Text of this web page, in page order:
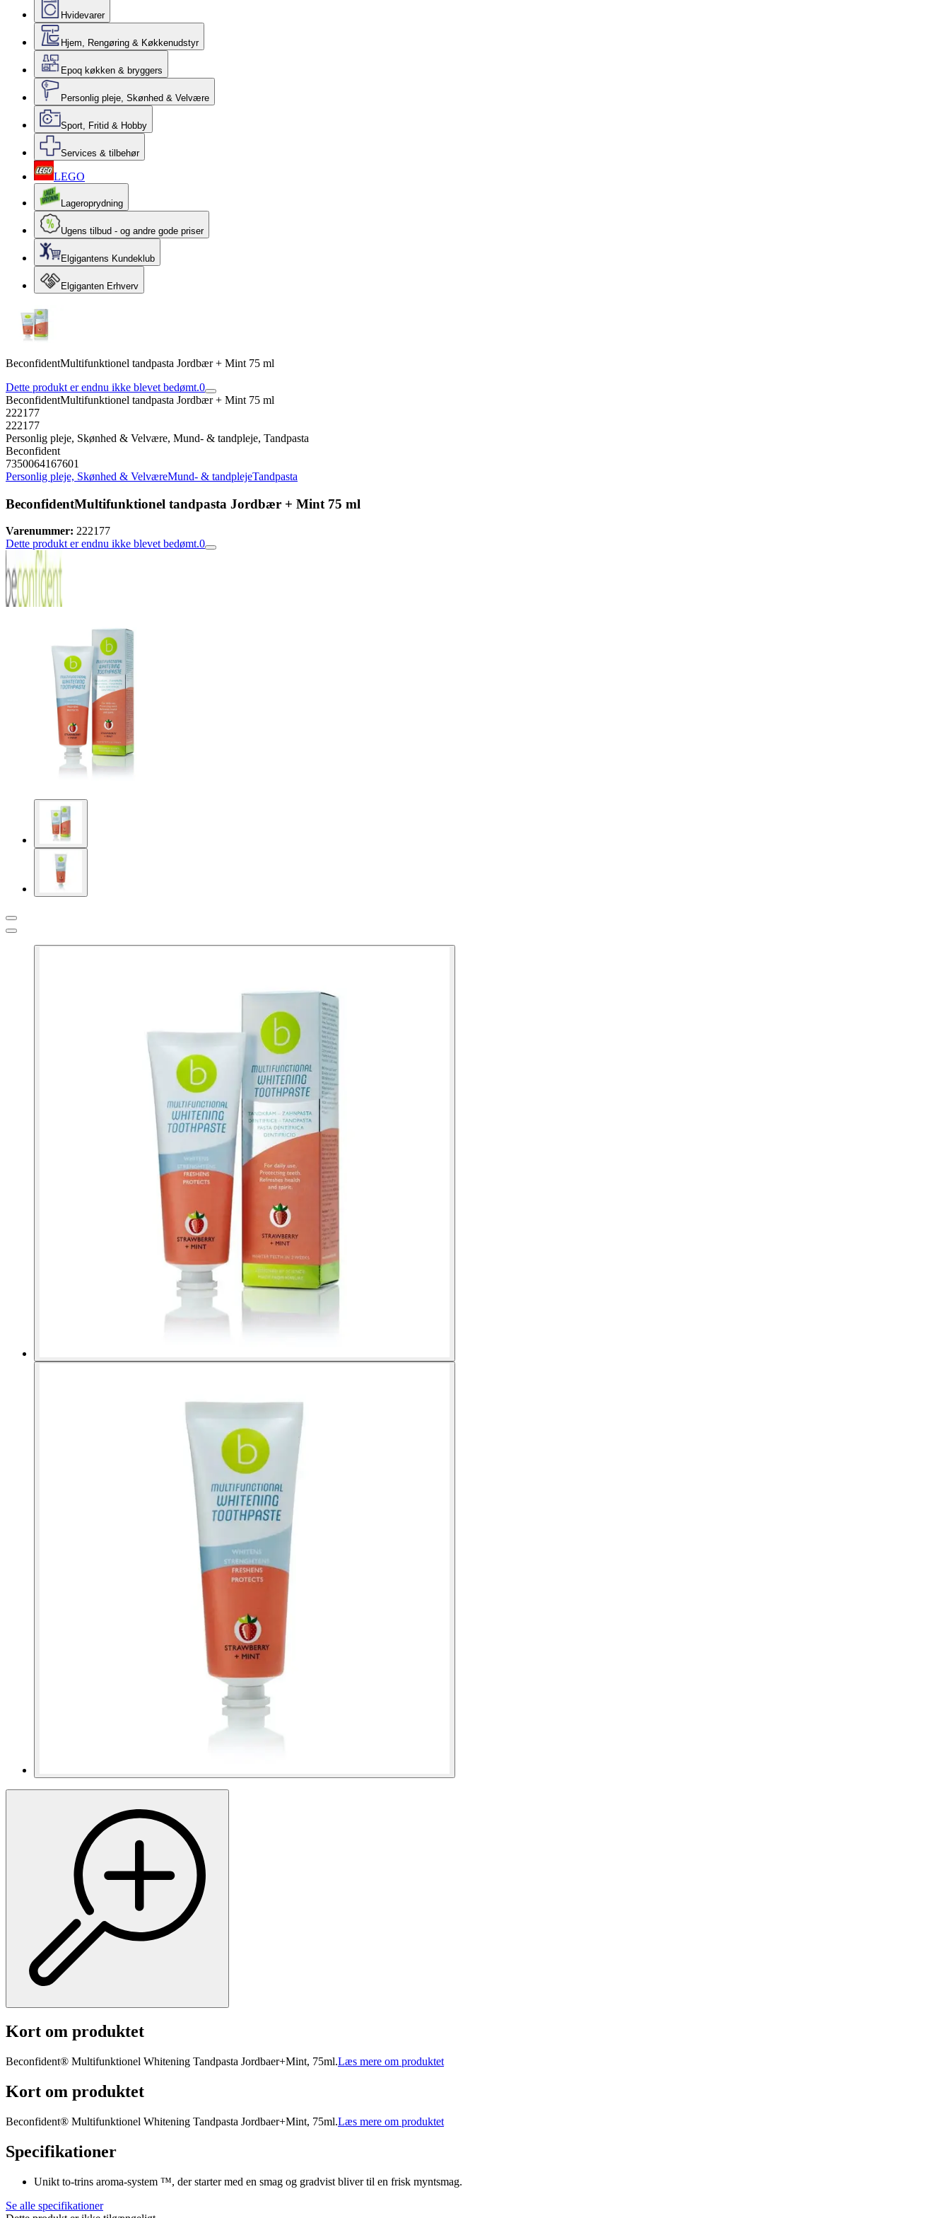
Hvidevarer
Hjem, Rengøring & Køkkenudstyr
Epoq køkken & bryggers
Personlig pleje, Skønhed & Velvære
Sport, Fritid & Hobby
Services & tilbehør
LEGO
Lageroprydning
Ugens tilbud - og andre gode priser
Elgigantens Kundeklub
Elgiganten Erhverv
BeconfidentMultifunktionel tandpasta Jordbær + Mint 75 ml
Dette produkt er endnu ikke blevet bedømt.0
BeconfidentMultifunktionel tandpasta Jordbær + Mint 75 ml
222177
222177
Personlig pleje, Skønhed & Velvære, Mund- & tandpleje, Tandpasta
Beconfident
7350064167601
Personlig pleje, Skønhed & VelværeMund- & tandplejeTandpasta
BeconfidentMultifunktionel tandpasta Jordbær + Mint 75 ml
Varenummer: 222177
Dette produkt er endnu ikke blevet bedømt.0
Kort om produktet
Beconfident® Multifunktionel Whitening Tandpasta Jordbaer+Mint, 75ml.Læs mere om produktet
Kort om produktet
Beconfident® Multifunktionel Whitening Tandpasta Jordbaer+Mint, 75ml.Læs mere om produktet
Specifikationer
Unikt to-trins aroma-system ™, der starter med en smag og gradvist bliver til en frisk myntsmag.
Se alle specifikationer